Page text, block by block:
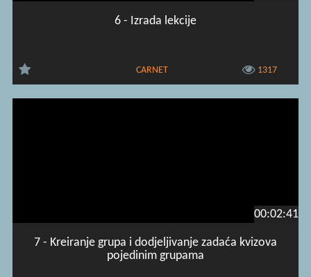
6 - Izrada lekcije
CARNET 1317
00:02:41
7 - Kreiranje grupa i dodjeljivanje zadaća kvizova
pojedinim grupama